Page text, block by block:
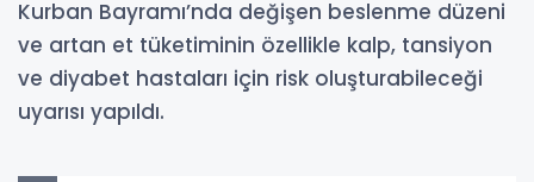
Kurban Bayramı’nda değişen beslenme düzeni
ve artan et tüketiminin özellikle kalp, tansiyon
ve diyabet hastaları için risk oluşturabileceği
uyarısı yapıldı.